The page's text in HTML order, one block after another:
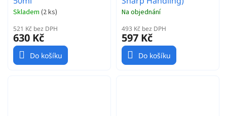
Skladem (2 ks)
521 Kč bez DPH
630 Kč
Do košíku
Na objednání
493 Kč bez DPH
597 Kč
Do košíku